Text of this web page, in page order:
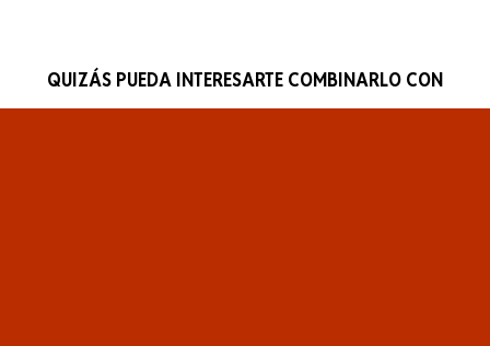
QUIZÁS PUEDA INTERESARTE COMBINARLO CON